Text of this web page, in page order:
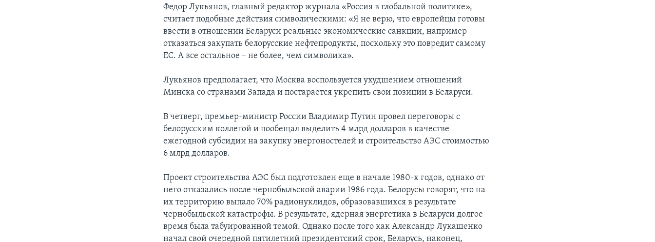
Федор Лукьянов, главный редактор журнала «Россия в глобальной политике»,
считает подобные действия символическими: «Я не верю, что европейцы готовы
ввести в отношении Беларуси реальные экономические санкции, например
отказаться закупать белорусские нефтепродукты, поскольку это повредит самому
ЕС. А все остальное – не более, чем символика».
Лукьянов предполагает, что Москва воспользуется ухудшением отношений
Минска со странами Запада и постарается укрепить свои позиции в Беларуси.
В четверг, премьер-министр России Владимир Путин провел переговоры с
белорусским коллегой и пообещал выделить 4 млрд долларов в качестве
ежегодной субсидии на закупку энергоностелей и строительство АЭС стоимостью
6 млрд долларов.
Проект строительства АЭС был подготовлен еще в начале 1980-х годов, однако от
него отказались после чернобыльской аварии 1986 года. Белорусы говорят, что на
их территорию выпало 70% радионуклидов, образовавшихся в результате
чернобыльской катастрофы. В результате, ядерная энергетика в Беларуси долгое
время была табуированной темой. Однако после того как Александр Лукашенко
начал свой очередной пятилетний президентский срок, Беларусь, наконец,